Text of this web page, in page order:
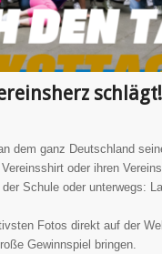
schlägt!
dem ganz Deutschland
oder ihren
Schule oder unterwegs:
Fotos direkt auf der
Gewinnspiel bringen.